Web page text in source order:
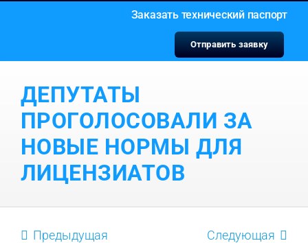
услуги
Заказать технический паспорт
Отправить заявку
ДЕПУТАТЫ
ПРОГОЛОСОВАЛИ ЗА
НОВЫЕ НОРМЫ ДЛЯ
ЛИЦЕНЗИАТОВ
Предыдущая Следующая